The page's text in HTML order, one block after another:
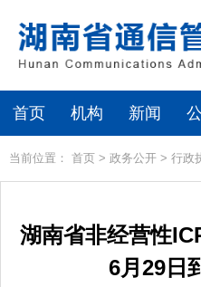
首页 机构 新闻
当前位置： 首页 > 政务公开 > 行政
湖南省非经营性
6月29日